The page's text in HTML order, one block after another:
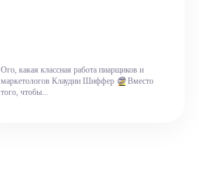
Ого, какая классная работа пиарщиков и
маркетологов Клаудии Шиффер 😎Вместо
того, чтобы...